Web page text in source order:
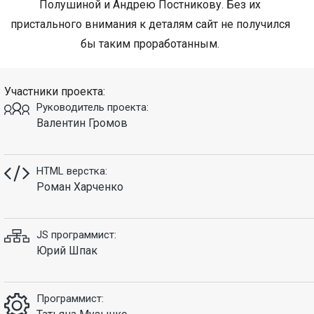
Полушиной и Андрею Постникову. Без их
пристального внимания к деталям сайт не получился
бы таким проработанным.
Участники проекта:
Руководитель проекта:
Валентин Громов
HTML верстка:
Роман Харченко
JS программист:
Юрий Шпак
Программист: